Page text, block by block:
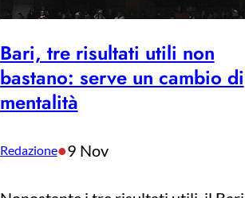
Bari, tre risultati utili non
bastano: serve un cambio di
mentalità
Redazione•9 Nov